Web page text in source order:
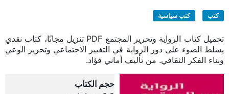
كتب كتب سياسية
تحميل كتاب الرواية وتحرير المجتمع PDF تنزيل مجانًا، كتاب نقدي
يسلط الضوء على دور الرواية في التغيير الاجتماعي وتحرير الوعي
وبناء الفكر الثقافي. من تأليف أماني فؤاد.
حجم الكتاب